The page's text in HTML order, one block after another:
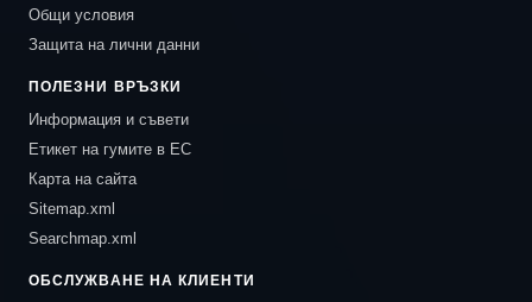
Общи условия
Защита на лични данни
ПОЛЕЗНИ ВРЪЗКИ
Информация и съвети
Етикет на гумите в ЕС
Карта на сайта
Sitemap.xml
Searchmap.xml
ОБСЛУЖВАНЕ НА КЛИЕНТИ